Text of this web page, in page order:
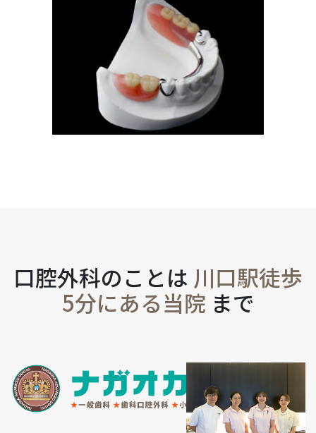
口腔外科のことは 川口駅徒歩
5分にある当院 まで